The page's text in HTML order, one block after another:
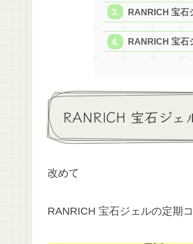
RANRICH 宝石
RANRICH 宝石
RANRICH 宝石ジェ
改めて
RANRICH 宝石ジェルの定期